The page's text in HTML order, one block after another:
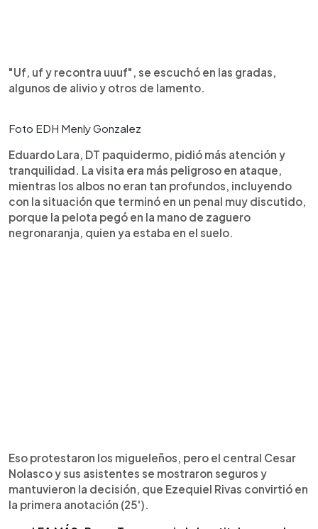
"Uf, uf y recontra uuuf", se escuchó en las gradas,
algunos de alivio y otros de lamento.
Foto EDH Menly Gonzalez
Eduardo Lara, DT paquidermo, pidió más atención y
tranquilidad. La visita era más peligroso en ataque,
mientras los albos no eran tan profundos, incluyendo
con la situación que terminó en un penal muy discutido,
porque la pelota pegó en la mano de zaguero
negronaranja, quien ya estaba en el suelo.
Eso protestaron los migueleños, pero el central Cesar
Nolasco y sus asistentes se mostraron seguros y
mantuvieron la decisión, que Ezequiel Rivas convirtió en
la primera anotación (25').